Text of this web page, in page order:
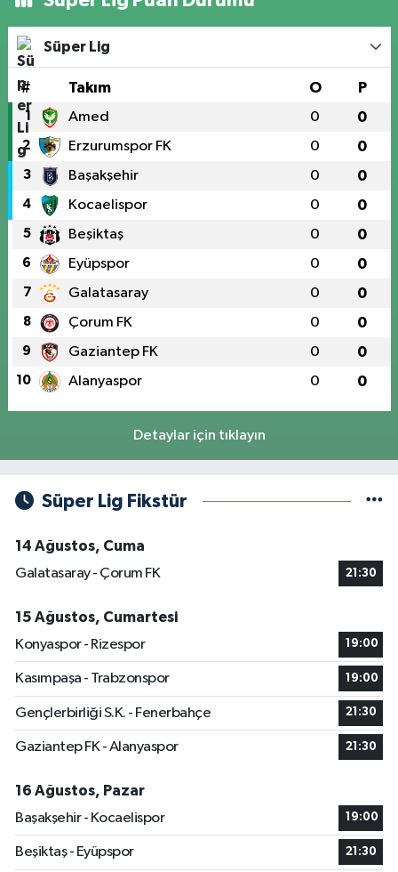
Süper Lig
# Takım O P
1 Amed 0 0
2 Erzurumspor FK 0 0
3 Başakşehir 0 0
4 Kocaelispor 0 0
5 Beşiktaş 0 0
6 Eyüpspor 0 0
7 Galatasaray 0 0
8 Çorum FK 0 0
9 Gaziantep FK 0 0
10 Alanyaspor 0 0
Detaylar için tıklayın
Süper Lig Fikstür
14 Ağustos, Cuma
Galatasaray - Çorum FK
21:30
15 Ağustos, Cumartesi
Konyaspor - Rizespor
19:00
Kasımpaşa - Trabzonspor 19:00
Gençlerbirliği S.K. - Fenerbahçe 21:30
Gaziantep FK - Alanyaspor 21:30
16 Ağustos, Pazar
Başakşehir - Kocaelispor
19:00
Beşiktaş - Eyüpspor 21:30